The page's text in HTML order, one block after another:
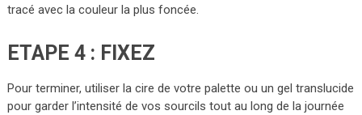
tracé avec la couleur la plus foncée.
ETAPE 4 : FIXEZ
Pour terminer, utiliser la cire de votre palette ou un gel translucide
pour garder l’intensité de vos sourcils tout au long de la journée